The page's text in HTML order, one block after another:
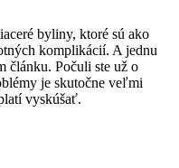
byliny, ktoré sú ako
komplikácií. A jednu
článku. Počuli ste už o
je skutočne veľmi
vyskúšať.